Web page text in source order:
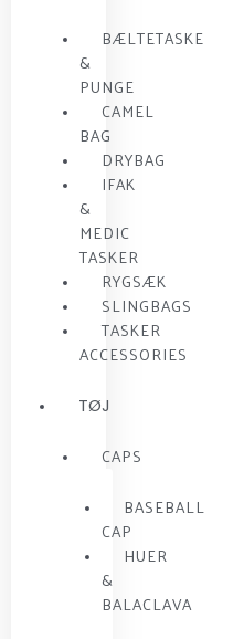
BÆLTETASKE
&
PUNGE
CAMEL
BAG
DRYBAG
IFAK
&
MEDIC
TASKER
RYGSÆK
SLINGBAGS
TASKER
ACCESSORIES
TØJ
CAPS
BASEBALL
CAP
HUER
&
BALACLAVA